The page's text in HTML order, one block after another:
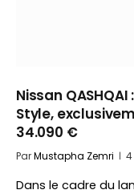
Nissan
Style,
34.090 €
ParMustapha Zemri 4
Dans le cadre du